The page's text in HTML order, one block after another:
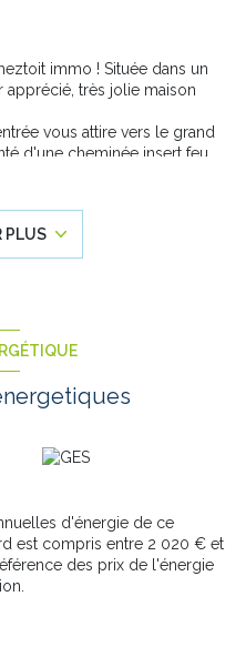
immo ! Située dans un
très jolie maison
vous attire vers le grand
d'une cheminée insert feu
apparentes dessert 3
bain et dressing et une avec
ce bien est exposé
PLUS
d'énergie de ce
est compris entre 2 020 € et
des prix de l'énergie